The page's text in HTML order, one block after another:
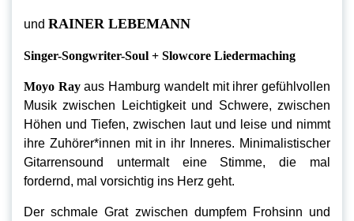
und RAINER LEBEMANN
Singer-Songwriter-Soul + Slowcore Liedermaching
Moyo Rayaus Hamburg wandelt mit ihrer gefühlvollen
Musik zwischen Leichtigkeit und Schwere, zwischen
Höhen und Tiefen, zwischen laut und leise und nimmt
ihre Zuhörer*innen mit in ihr Inneres. Minimalistischer
Gitarrensound untermalt eine Stimme, die mal
fordernd, mal vorsichtig ins Herz geht.
Der schmale Grat zwischen dumpfem Frohsinn und